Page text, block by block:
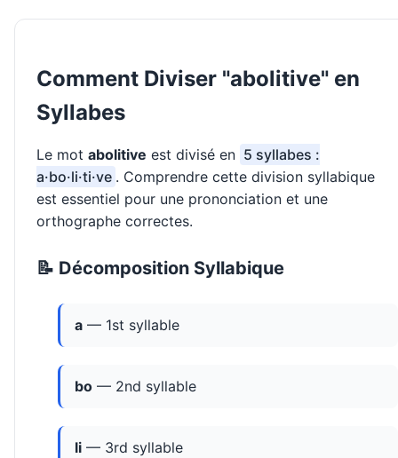
Comment Diviser "abolitive" en
Syllabes
Le mot abolitive est divisé en 5 syllabes :
a·bo·li·ti·ve . Comprendre cette division syllabique
est essentiel pour une prononciation et une
orthographe correctes.
📝 Décomposition Syllabique
a — 1st syllable
bo — 2nd syllable
li — 3rd syllable